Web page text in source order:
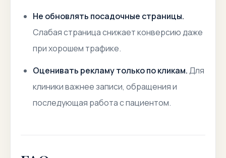
Не обновлять посадочные страницы.
Слабая страница снижает конверсию даже
при хорошем трафике.
Оценивать рекламу только по кликам.Для
клиники важнее записи, обращения и
последующая работа с пациентом.